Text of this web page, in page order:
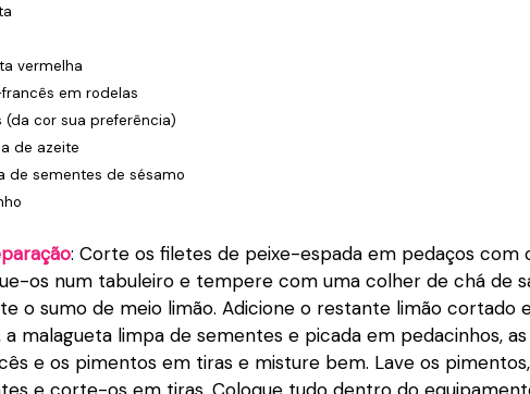
vermelha
em rodelas
(da cor sua preferência)
de azeite
de sementes de sésamo
: Corte os filetes de peixe-espada em pedaços com
os num tabuleiro e tempere com uma colher de chá de
o sumo de meio limão. Adicione o restante limão cortado
a malagueta limpa de sementes e picada em pedacinhos,
e os pimentos em tiras e misture bem. Lave os